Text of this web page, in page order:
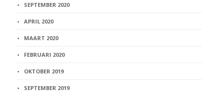
SEPTEMBER 2020
APRIL 2020
MAART 2020
FEBRUARI 2020
OKTOBER 2019
SEPTEMBER 2019